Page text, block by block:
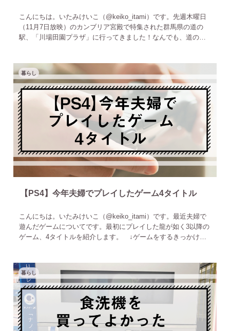
こんにちは。いたみけいこ（‎@keiko_itami）です。先週木曜日
（11月7日放映）のカンブリア宮殿で特集された群馬県の道の
駅、「川場田園プラザ」に行ってきました！なんでも、道の駅
暮らし
【PS4】今年夫婦でプレイしたゲーム4タイトル
こんにちは。いたみけいこ（‎@keiko_itami）です。最近夫婦で
遊んだゲームについてです。最初にプレイした龍が如く3以降の
ゲーム、4タイトルを紹介します。 ↓ゲームをするきっかけに
暮らし